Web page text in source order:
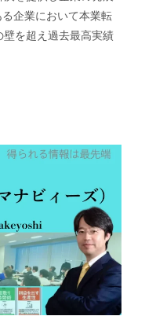
企業において本業転
を超え過去最高実績